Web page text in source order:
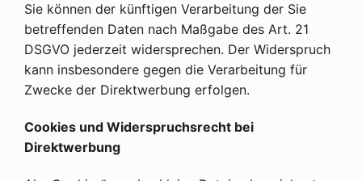
Sie können der künftigen Verarbeitung der Sie
betreffenden Daten nach Maßgabe des Art. 21
DSGVO jederzeit widersprechen. Der Widerspruch
kann insbesondere gegen die Verarbeitung für
Zwecke der Direktwerbung erfolgen.
Cookies und Widerspruchsrecht bei
Direktwerbung